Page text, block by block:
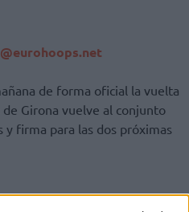
de forma oficial la vuelta
de Girona vuelve al conjunto
y firma para las dos próximas